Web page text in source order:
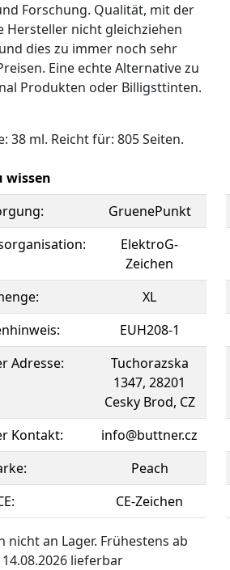
Forschung. Qualität, mit der
Hersteller nicht gleichziehen
dies zu immer noch sehr
Eine echte Alternative zu
Produkten oder Billigsttinten.
38 ml. Reicht für: 805 Seiten.
wissen
GruenePunkt
ElektroG-
Zeichen
XL
EUH208-1
Adresse:
Tuchorazska
1347, 28201
Cesky Brod, CZ
Kontakt:
info@buttner.cz
Peach
CE-Zeichen
nicht an Lager. Frühestens ab
14.08.2026 lieferbar